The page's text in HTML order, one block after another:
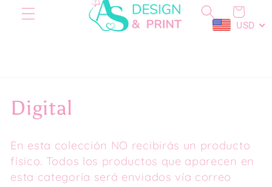
Carrito
USD
C
l
Digital
En esta colección NO recibirás un producto
físico. Todos los productos que aparecen en
esta categoría será enviados vía correo